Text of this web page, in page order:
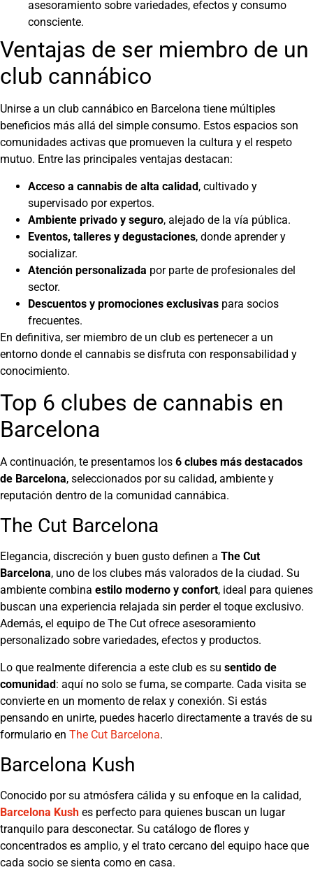
asesoramiento sobre variedades, efectos y consumo
consciente.
Ventajas de ser miembro de un
club cannábico
Unirse a un club cannábico en Barcelona tiene múltiples
beneficios más allá del simple consumo. Estos espacios son
comunidades activas que promueven la cultura y el respeto
mutuo. Entre las principales ventajas destacan:
Acceso a cannabis de alta calidad, cultivado y
supervisado por expertos.
Ambiente privado y seguro, alejado de la vía pública.
Eventos, talleres y degustaciones, donde aprender y
socializar.
Atención personalizada por parte de profesionales del
sector.
Descuentos y promociones exclusivas para socios
frecuentes.
En definitiva, ser miembro de un club es pertenecer a un
entorno donde el cannabis se disfruta con responsabilidad y
conocimiento.
Top 6 clubes de cannabis en
Barcelona
A continuación, te presentamos los 6 clubes más destacados
de Barcelona, seleccionados por su calidad, ambiente y
reputación dentro de la comunidad cannábica.
The Cut Barcelona
Elegancia, discreción y buen gusto definen a The Cut
Barcelona, uno de los clubes más valorados de la ciudad. Su
ambiente combina estilo moderno y confort, ideal para quienes
buscan una experiencia relajada sin perder el toque exclusivo.
Además, el equipo de The Cut ofrece asesoramiento
personalizado sobre variedades, efectos y productos.
Lo que realmente diferencia a este club es su sentido de
comunidad: aquí no solo se fuma, se comparte. Cada visita se
convierte en un momento de relax y conexión. Si estás
pensando en unirte, puedes hacerlo directamente a través de su
formulario en The Cut Barcelona.
Barcelona Kush
Conocido por su atmósfera cálida y su enfoque en la calidad,
Barcelona Kush es perfecto para quienes buscan un lugar
tranquilo para desconectar. Su catálogo de flores y
concentrados es amplio, y el trato cercano del equipo hace que
cada socio se sienta como en casa.